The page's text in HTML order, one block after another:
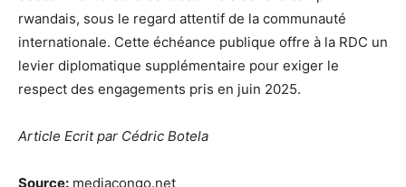
rwandais, sous le regard attentif de la communauté
internationale. Cette échéance publique offre à la RDC un
levier diplomatique supplémentaire pour exiger le
respect des engagements pris en juin 2025.
Article Ecrit par Cédric Botela
Source: mediacongo.net